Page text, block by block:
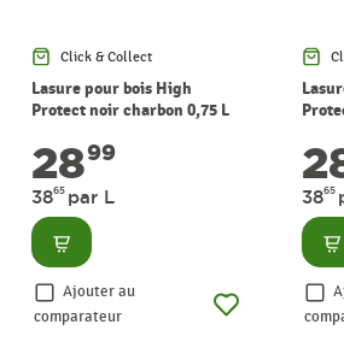
Click & Collect
Lasure pour bois High
Protect noir charbon 0,75 L
2899
3865 par L
Consulter
Ajouter au
comparateur
3865